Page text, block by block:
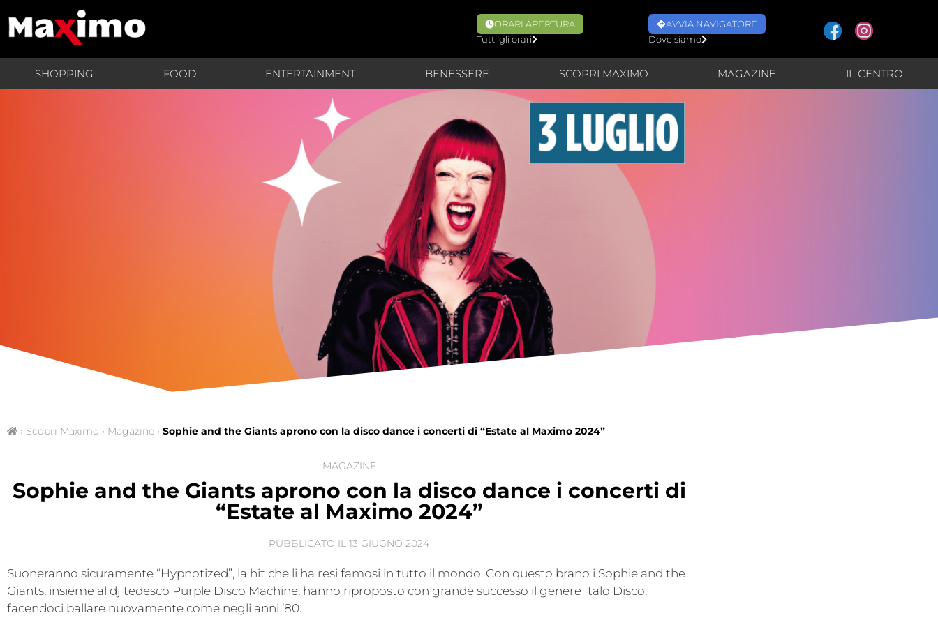
ORARI APERTURA
Tutti gli orari
AVVIA NAVIGATORE
Dove siamo
SHOPPING FOOD ENTERTAINMENT BENESSERE SCOPRI MAXIMO MAGAZINE IL CENTRO
› Scopri Maximo › Magazine › Sophie and the Giants aprono con la disco dance i concerti di “Estate al Maximo 2024”
MAGAZINE
Sophie and the Giants aprono con la disco dance i concerti di
“Estate al Maximo 2024”
PUBBLICATO IL 13 GIUGNO 2024
Suoneranno sicuramente “Hypnotized”, la hit che li ha resi famosi in tutto il mondo. Con questo brano i Sophie and the
Giants, insieme al dj tedesco Purple Disco Machine, hanno riproposto con grande successo il genere Italo Disco,
facendoci ballare nuovamente come negli anni ’80.